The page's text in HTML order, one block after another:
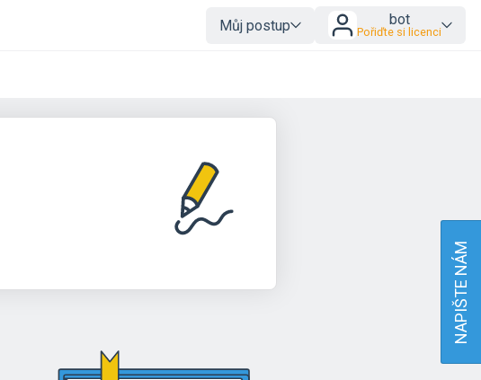
Můj postup bot
Pořiďte si licenci
NAPIŠTE NÁM